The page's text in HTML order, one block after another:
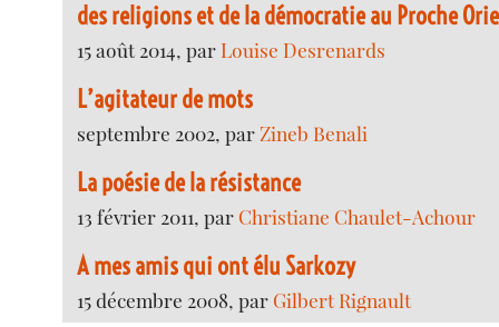
des religions et de la démocratie au Proche
15 août 2014, parLouise Desrenards
L’agitateur de mots
septembre 2002, par Zineb Benali
La poésie de la résistance
13 février 2011, par Christiane Chaulet-Achour
A mes amis qui ont élu Sarkozy
15 décembre 2008, par Gilbert Rignault